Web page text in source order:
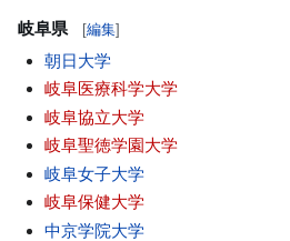
岐阜県 [編集]
朝日大学
岐阜医療科学大学
岐阜協立大学
岐阜聖徳学園大学
岐阜女子大学
岐阜保健大学
中京学院大学